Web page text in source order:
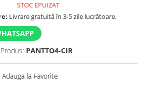
STOC EPUIZAT
Livrare gratuită în 3-5 zile lucrătoare.
PANTTO4-CIR
Adauga la Favorite